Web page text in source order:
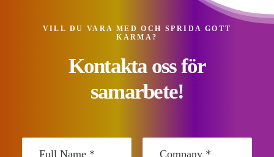
VILL DU VARA MED OCH SPRIDA GOTT
KARMA?
Kontakta oss för
samarbete!